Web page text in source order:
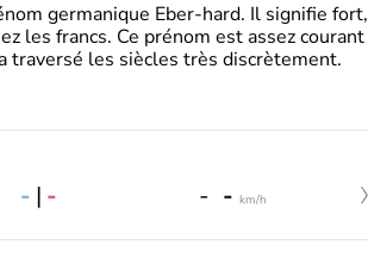
germanique Eber-hard. Il signifie fort,
les francs. Ce prénom est assez courant
traversé les siècles très discrètement.
- | - - - km/h